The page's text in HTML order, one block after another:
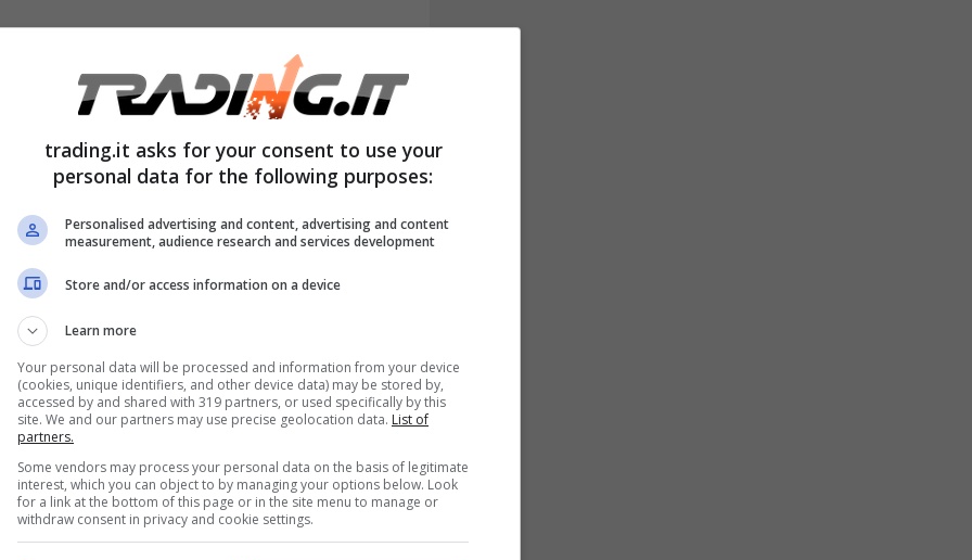
l’artigiano stava riparando un difetto
e consegnata all’acquirente.
e le parti civili impugnando la
nei riguardi del committente, perché
per aver violato le norme
morto nessuno!
condannando il committente a 6
è stato diretta conseguenza di
trading.it asks for your consent to use your
personal data for the following purposes:
Personalised advertising and content, advertising and content
measurement, audience research and services development
Store and/or access information on a device
Learn more
Your personal data will be processed and information from your device
(cookies, unique identifiers, and other device data) may be stored by,
accessed by and shared with 319 partners, or used specifically by this
site. We and our partners may use precise geolocation data. List of
partners.
Some vendors may process your personal data on the basis of legitimate
interest, which you can object to by managing your options below. Look
for a link at the bottom of this page or in the site menu to manage or
withdraw consent in privacy and cookie settings.